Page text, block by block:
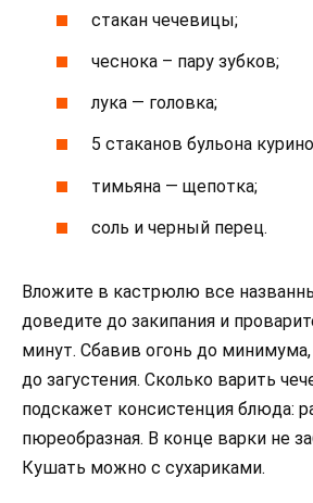
стакан чечевицы;
чеснока – пару зубков;
лука — головка;
5 стаканов бульона
тимьяна — щепотка;
соль и черный перец.
Вложите в кастрюлю все
доведите до закипания и
минут. Сбавив огонь до
до загустения. Сколько варить
подскажет консистенция блюда:
пюреобразная. В конце варки не
Кушать можно с сухариками.